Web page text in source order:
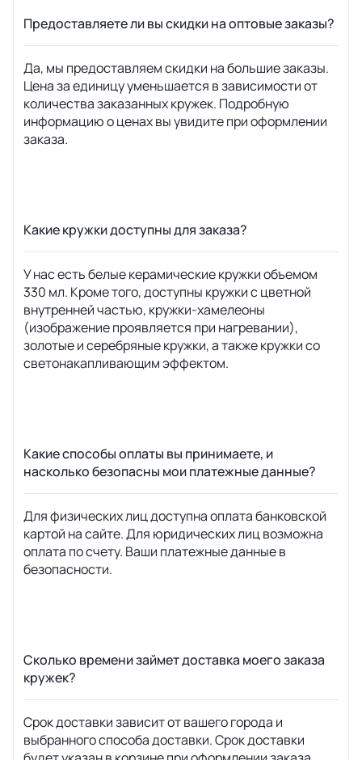
Предоставляете ли вы скидки на оптовые заказы?
Да, мы предоставляем скидки на большие заказы.
Цена за единицу уменьшается в зависимости от
количества заказанных кружек. Подробную
информацию о ценах вы увидите при оформлении
заказа.
Какие кружки доступны для заказа?
У нас есть белые керамические кружки объемом
330 мл. Кроме того, доступны кружки с цветной
внутренней частью, кружки-хамелеоны
(изображение проявляется при нагревании),
золотые и серебряные кружки, а также кружки со
светонакапливающим эффектом.
Какие способы оплаты вы принимаете, и
насколько безопасны мои платежные данные?
Для физических лиц доступна оплата банковской
картой на сайте. Для юридических лиц возможна
оплата по счету. Ваши платежные данные в
безопасности.
Сколько времени займет доставка моего заказа
кружек?
Срок доставки зависит от вашего города и
выбранного способа доставки. Срок доставки